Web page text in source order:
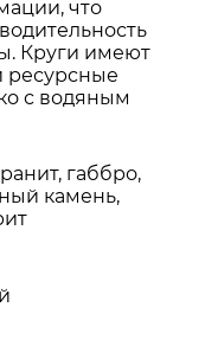
что
Круги имеют
ресурсные
с водяным
габбро,
камень,